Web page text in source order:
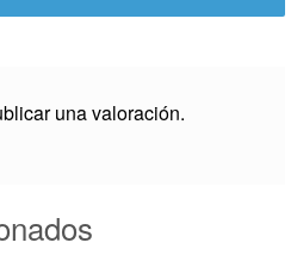
una valoración.